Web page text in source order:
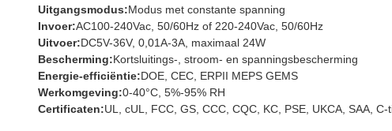
Uitgangsmodus:Modus met constante spanning
Invoer:AC100-240Vac, 50/60Hz of 220-240Vac, 50/60Hz
Uitvoer:DC5V-36V, 0,01A-3A, maximaal 24W
Bescherming:Kortsluitings-, stroom- en spanningsbescherming
Energie-efficiëntie:DOE, CEC, ERPII MEPS GEMS
Werkomgeving:0-40°C, 5%-95% RH
Certificaten:UL, cUL, FCC, GS, CCC, CQC, KC, PSE, UKCA, SAA,